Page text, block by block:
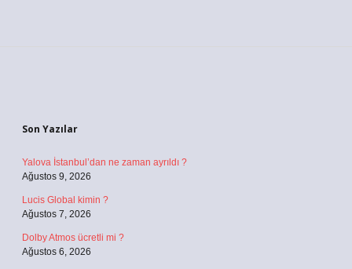
Son Yazılar
Yalova İstanbul’dan ne zaman ayrıldı ?
Ağustos 9, 2026
Lucis Global kimin ?
Ağustos 7, 2026
Dolby Atmos ücretli mi ?
Ağustos 6, 2026